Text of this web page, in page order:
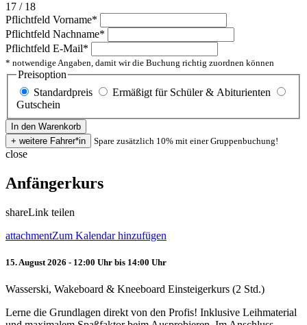
17 / 18
Pflichtfeld Vorname*
Pflichtfeld Nachname*
Pflichtfeld E-Mail*
* notwendige Angaben, damit wir die Buchung richtig zuordnen können
Preisoption
Standardpreis
Ermäßigt für Schüler & Abiturienten
Gutschein
Spare zusätzlich 10% mit einer Gruppenbuchung!
close
Anfängerkurs
shareLink teilen
attachmentZum Kalendar hinzufügen
15. August 2026 - 12:00 Uhr bis 14:00 Uhr
Wasserski, Wakeboard & Kneeboard Einsteigerkurs (2 Std.)
Lerne die Grundlagen direkt von den Profis! Inklusive Leihmaterial